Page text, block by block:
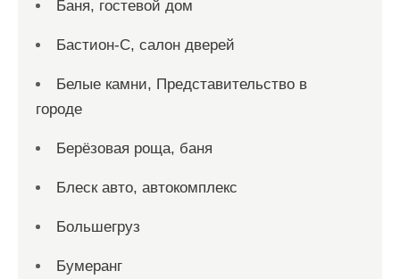
Баня, гостевой дом
Бастион-С, салон дверей
Белые камни, Представительство в
городе
Берёзовая роща, баня
Блеск авто, автокомплекс
Большегруз
Бумеранг